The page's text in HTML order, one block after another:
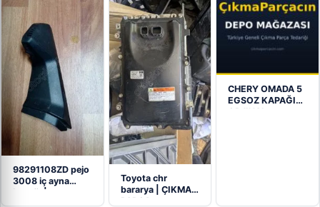
98291108ZD pejo
3008 iç ayna
kapağı |…
Toyota chr
bararya | ÇIKMA
PARÇA
CHERY OMADA 5
EGSOZ KAPAĞI
ORJINAL –…